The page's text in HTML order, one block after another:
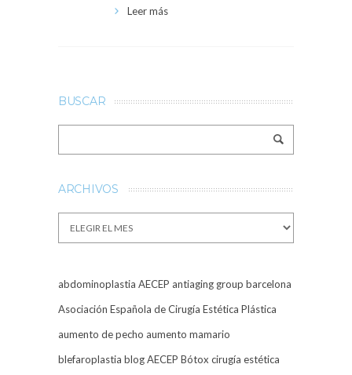
Leer más
BUSCAR
ARCHIVOS
Archivos
abdominoplastia AECEP antiaging group barcelona
Asociación Española de Cirugía Estética Plástica
aumento de pecho aumento mamario
blefaroplastia blog AECEP Bótox cirugía estética